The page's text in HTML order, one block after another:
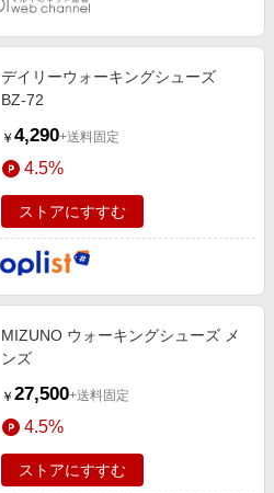
デイリーウォーキングシューズ
BZ-72
￥ 4,290+送料固定
4.5%
ストアにすすむ
MIZUNO ウォーキングシューズ メ
ンズ
￥ 27,500+送料固定
4.5%
ストアにすすむ